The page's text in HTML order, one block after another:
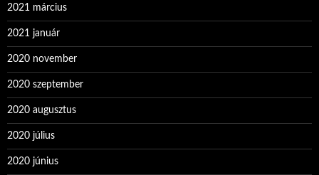
2021 március
2021 január
2020 november
2020 szeptember
2020 augusztus
2020 július
2020 június